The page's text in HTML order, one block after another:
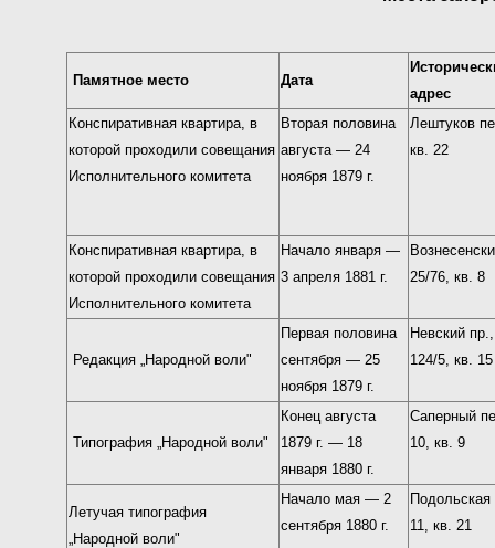
Памятное место Дата
адрес
Конспиративная квартира, в
которой проходили совещания
Исполнительного комитета
Вторая половина
августа — 24
ноября 1879 г.
Лештуков
кв. 22
Конспиративная квартира, в
которой проходили совещания
Исполнительного комитета
Начало января —
3 апреля 1881 г.
25/76, кв. 8
Редакция „Народной воли"
Первая половина
сентября — 25
ноября 1879 г.
Невский пр.,
124/5, кв. 15
Типография „Народной воли"
Конец августа
1879 г. — 18
января 1880 г.
Саперный
10, кв. 9
Летучая типография
„Народной воли"
Начало мая — 2
сентября 1880 г.
Подольская
11, кв. 21